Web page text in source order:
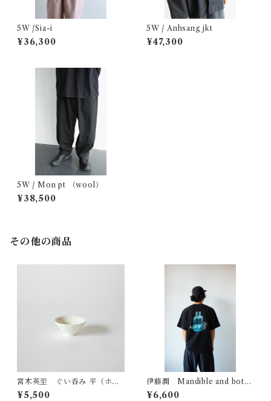
5W /Sia-i
¥36,300
5W / Anhsang jkt
¥47,300
5W / Mon pt （wool）
¥38,500
その他の商品
宮木英至 ぐい呑み 平（ホワ
イト）
¥5,500
伊藤潤 Mandible and bottl
e Tシャツ フェードブラック
¥6,600